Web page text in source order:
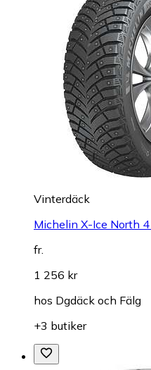
Vinterdäck
Michelin X-Ice North
fr.
1 256 kr
hos Dgdäck och Fälg
+3 butiker